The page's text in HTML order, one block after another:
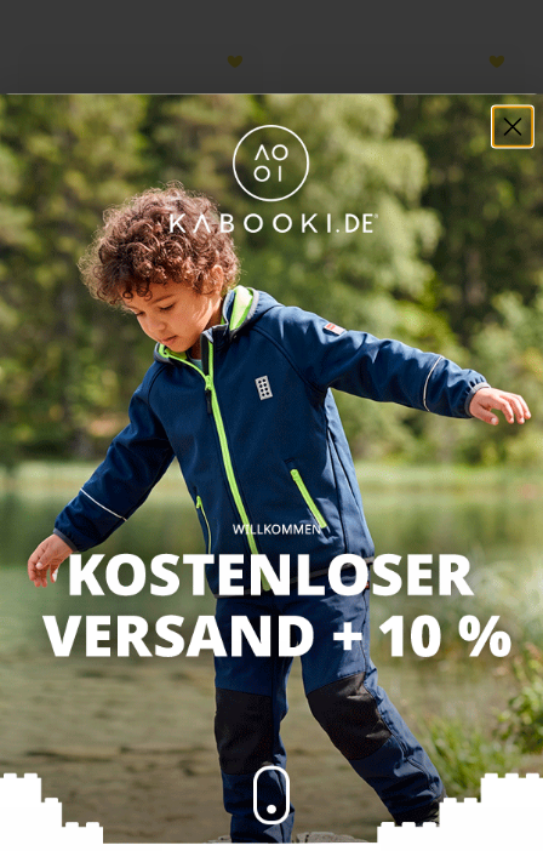
LEGO® NINJAGO® 5ER-PACK
BOXERSHORTS LWAIKO 603
34.95 EUR
LEGO® NINJAGO® 3ER-PACK
BOXERSHORTS - LWAGAN
702
22.95 EUR
HI!
It looks like you're visiting our German site.
Click the button below to go to our EU
webshop.